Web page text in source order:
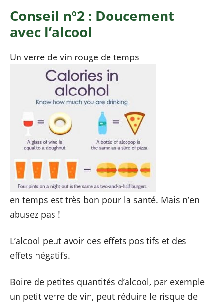
Conseil nº2 : Doucement
avec l’alcool
Un verre de vin rouge de temps
en temps est très bon pour la santé. Mais n’en
abusez pas !
L’alcool peut avoir des effets positifs et des
effets négatifs.
Boire de petites quantités d’alcool, par exemple
un petit verre de vin, peut réduire le risque de